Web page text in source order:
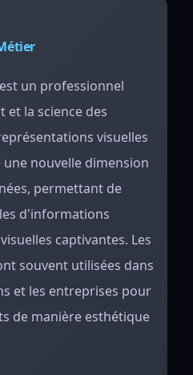
un professionnel
et la science des
visuelles
nouvelle dimension
permettant de
d'informations
captivantes. Les
souvent utilisées dans
et les entreprises pour
de manière esthétique